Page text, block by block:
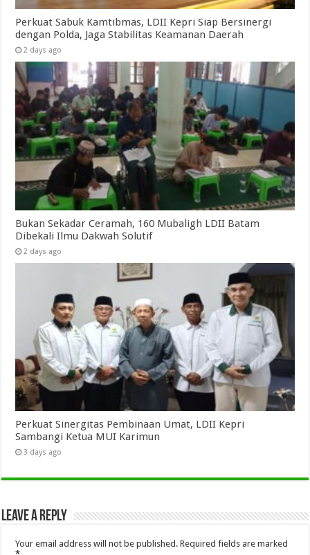
Perkuat Sabuk Kamtibmas, LDII Kepri Siap Bersinergi
dengan Polda, Jaga Stabilitas Keamanan Daerah
2 days ago
Bukan Sekadar Ceramah, 160 Mubaligh LDII Batam
Dibekali Ilmu Dakwah Solutif
2 days ago
Perkuat Sinergitas Pembinaan Umat, LDII Kepri
Sambangi Ketua MUI Karimun
3 days ago
Leave a Reply
Your email address will not be published. Required fields are marked